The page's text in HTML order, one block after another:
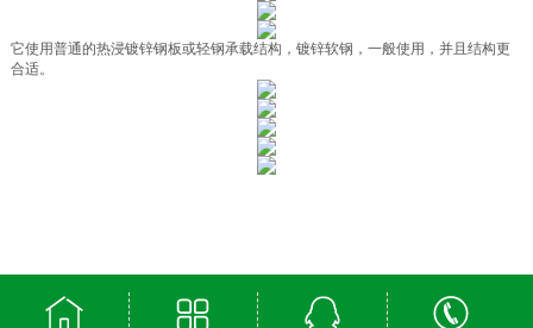
它使用普通的热浸镀锌钢板或轻钢承载结构，镀锌软钢，一般使用，并且结构更
合适。